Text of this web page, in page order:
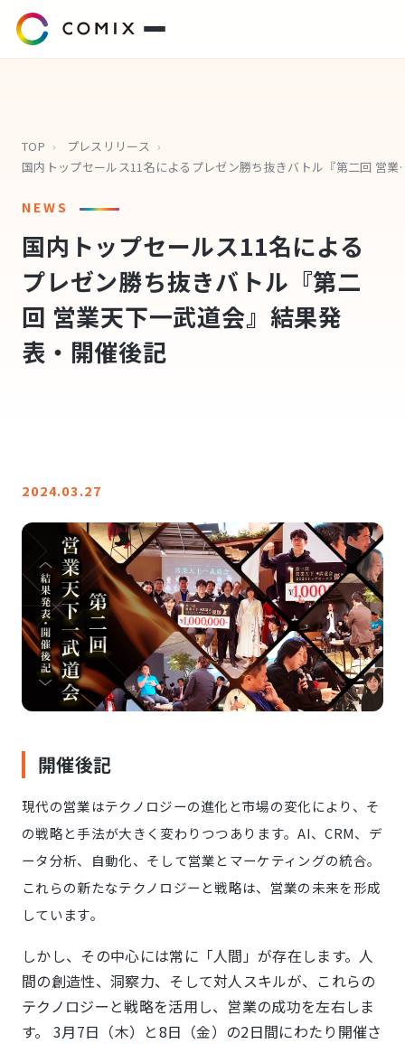
プレスリリース
代表挨拶
役員紹介
企業理念
お問い合わせ
TOP › プレスリリース ›
国内トップセールス11名に
NEWS
国内トップセールス11名による
プレゼン勝ち抜きバトル『第二
回 営業天下一武道会』結果発
表・開催後記
2024.03.27
開催後記
現代の営業はテクノロジーの進化と市場の変化により、そ
の戦略と手法が大きく変わりつつあります。AI、CRM、デ
ータ分析、自動化、そして営業とマーケティングの統合。
これらの新たなテクノロジーと戦略は、営業の未来を形成
しています。
しかし、その中心には常に「人間」が存在します。人
間の創造性、洞察力、そして対人スキルが、これらの
テクノロジーと戦略を活用し、営業の成功を左右しま
す。 3月7日（木）と8日（金）の2日間にわたり開催さ